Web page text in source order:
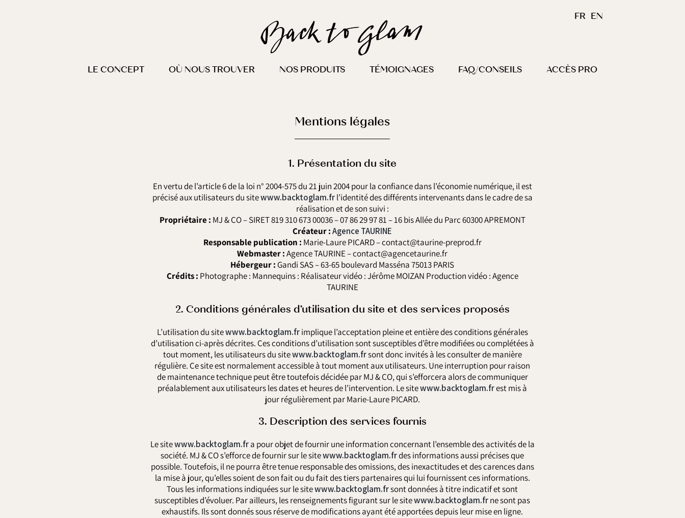
FR EN
LE CONCEPT OÙ NOUS TROUVER NOS PRODUITS TÉMOIGNAGES FAQ/CONSEILS ACCÈS PRO
Mentions légales
1. Présentation du site
En vertu de l’article 6 de la loi n° 2004-575 du 21 juin 2004 pour la confiance dans l’économie numérique, il est
précisé aux utilisateurs du sitewww.backtoglam.frl’identité des différents intervenants dans le cadre de sa
réalisation et de son suivi :
Propriétaire : MJ & CO – SIRET 819 310 673 00036 – 07 86 29 97 81 – 16 bis Allée du Parc 60300 APREMONT
Créateur : Agence TAURINE
Responsable publication : Marie-Laure PICARD – contact@taurine-preprod.fr
Webmaster :Agence TAURINE – contact@agencetaurine.fr
Hébergeur : Gandi SAS – 63-65 boulevard Masséna 75013 PARIS
Crédits : Photographe : Mannequins : Réalisateur vidéo : Jérôme MOIZAN Production vidéo : Agence
TAURINE
2. Conditions générales d’utilisation du site et des services proposés
L’utilisation du sitewww.backtoglam.frimplique l’acceptation pleine et entière des conditions générales
d’utilisation ci-après décrites. Ces conditions d’utilisation sont susceptibles d’être modifiées ou complétées à
tout moment, les utilisateurs du sitewww.backtoglam.frsont donc invités à les consulter de manière
régulière. Ce site est normalement accessible à tout moment aux utilisateurs. Une interruption pour raison
de maintenance technique peut être toutefois décidée par MJ & CO, qui s’efforcera alors de communiquer
préalablement aux utilisateurs les dates et heures de l’intervention. Le sitewww.backtoglam.frest mis à
jour régulièrement par Marie-Laure PICARD.
3. Description des services fournis
Le sitewww.backtoglam.fra pour objet de fournir une information concernant l’ensemble des activités de la
société. MJ & CO s’efforce de fournir sur le sitewww.backtoglam.frdes informations aussi précises que
possible. Toutefois, il ne pourra être tenue responsable des omissions, des inexactitudes et des carences dans
la mise à jour, qu’elles soient de son fait ou du fait des tiers partenaires qui lui fournissent ces informations.
Tous les informations indiquées sur le sitewww.backtoglam.frsont données à titre indicatif et sont
susceptibles d’évoluer. Par ailleurs, les renseignements figurant sur le sitewww.backtoglam.frne sont pas
exhaustifs. Ils sont donnés sous réserve de modifications ayant été apportées depuis leur mise en ligne.